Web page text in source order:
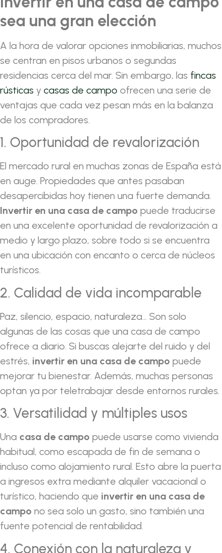
sea una gran elección
A la hora de valorar opciones inmobiliarias, muchos
se centran en pisos urbanos o segundas
residencias cerca del mar. Sin embargo, las fincas
rústicas y casas de campo ofrecen una serie de
ventajas que cada vez pesan más en la balanza
de los compradores.
1. Oportunidad de revalorización
El mercado rural en muchas zonas de España está
en auge. Propiedades que antes pasaban
desapercibidas hoy tienen una fuerte demanda.
Invertir en una casa de campo puede traducirse
en una excelente oportunidad de revalorización a
medio y largo plazo, sobre todo si se encuentra
en una ubicación con encanto o cerca de núcleos
turísticos.
2. Calidad de vida incomparable
Paz, silencio, espacio, naturaleza… Son solo
algunas de las cosas que una casa de campo
ofrece a diario. Si buscas alejarte del ruido y del
estrés, invertir en una casa de campo puede
mejorar tu bienestar. Además, muchas personas
optan ya por teletrabajar desde entornos rurales.
3. Versatilidad y múltiples usos
Una casa de campo puede usarse como vivienda
habitual, como escapada de fin de semana o
incluso como alojamiento rural. Esto abre la puerta
a ingresos extra mediante alquiler vacacional o
turístico, haciendo que invertir en una casa de
campo no sea solo un gasto, sino también una
fuente potencial de rentabilidad.
4. Conexión con la naturaleza y